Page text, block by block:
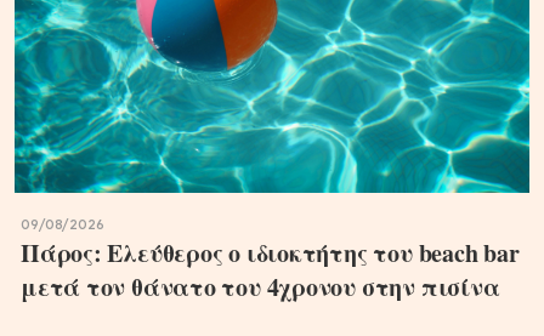
09/08/2026
Πάρος: Ελεύθερος ο ιδιοκτήτης του beach bar
μετά τον θάνατο του 4χρονου στην πισίνα